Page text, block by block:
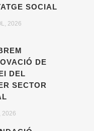
SOCIAL
2026
DE
DEL
SECTOR
2026